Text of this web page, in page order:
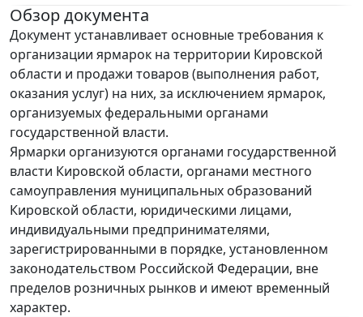
Обзор документа
Документ устанавливает основные требования к
организации ярмарок на территории Кировской
области и продажи товаров (выполнения работ,
оказания услуг) на них, за исключением ярмарок,
организуемых федеральными органами
государственной власти.
Ярмарки организуются органами государственной
власти Кировской области, органами местного
самоуправления муниципальных образований
Кировской области, юридическими лицами,
индивидуальными предпринимателями,
зарегистрированными в порядке, установленном
законодательством Российской Федерации, вне
пределов розничных рынков и имеют временный
характер.